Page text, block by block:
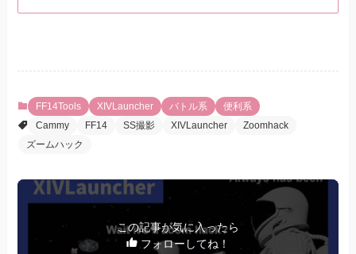
FF14Tools XIVLauncher バトル系
便利系
Cammy
FF14 SS撮影 XIVLauncher
Zoomhack
ズームハック
この記事が気に入ったら
フォローしてね！